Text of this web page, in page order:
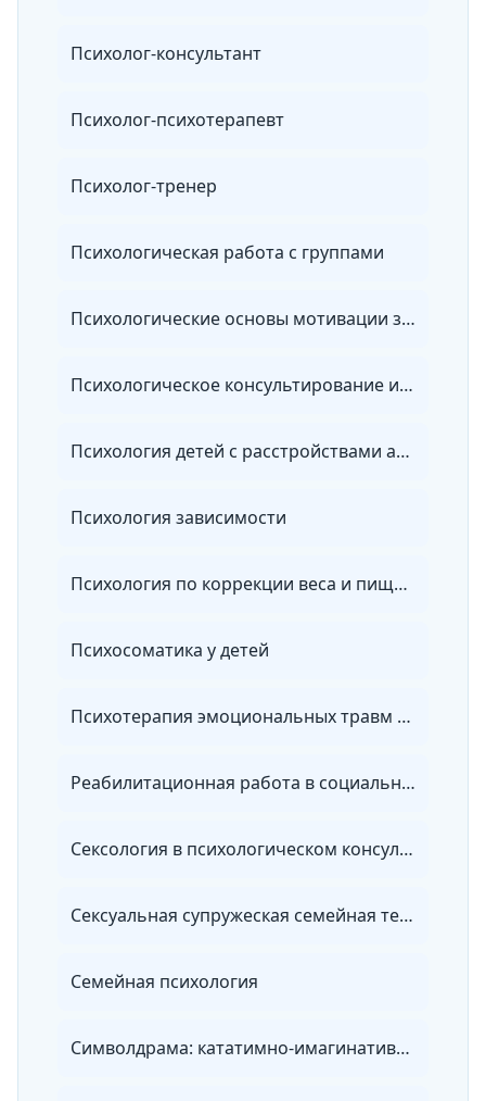
Психолог-консультант
Психолог-психотерапевт
Психолог-тренер
Психологическая работа с группами
Психологические основы мотивации занятий фитнесом
Психологическое консультирование и психологическая диагностика личности
Психология детей с расстройствами аутического спектра
Психология зависимости
Психология по коррекции веса и пищевому поведению
Психосоматика у детей
Психотерапия эмоциональных травм с помощью метода Ф. Шапиро
Реабилитационная работа в социальной сфере
Сексология в психологическом консультировании
Сексуальная супружеская семейная терапия
Семейная психология
Символдрама: кататимно-имагинативная психотерапия в практике психолога